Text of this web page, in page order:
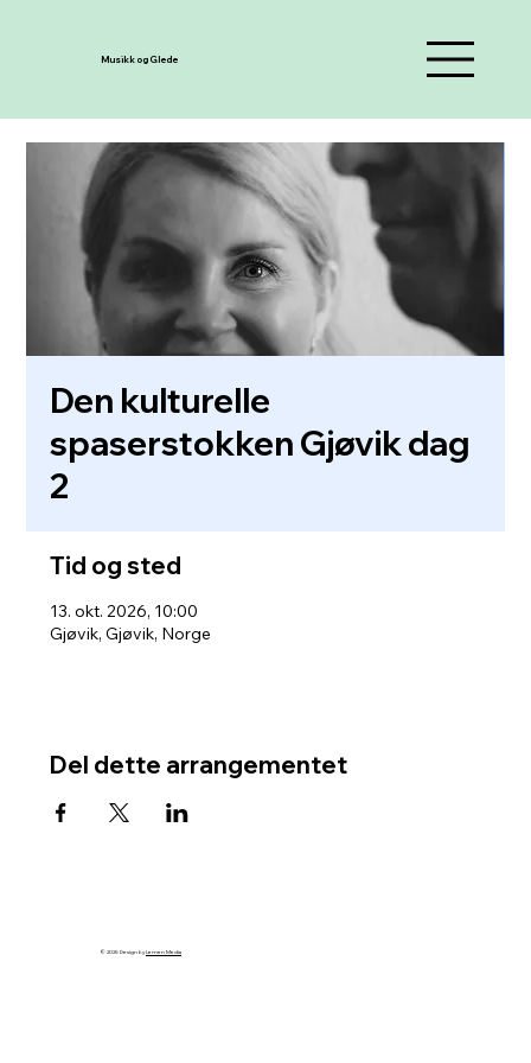
Musikk og Glede
Den kulturelle
spaserstokken Gjøvik dag
2
Tid og sted
13. okt. 2026, 10:00
Gjøvik, Gjøvik, Norge
Del dette arrangementet
© 2025 Design byLemen Media